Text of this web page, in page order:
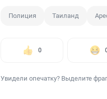
Полиция Таиланд
0
Увидели опечатку? Выделите